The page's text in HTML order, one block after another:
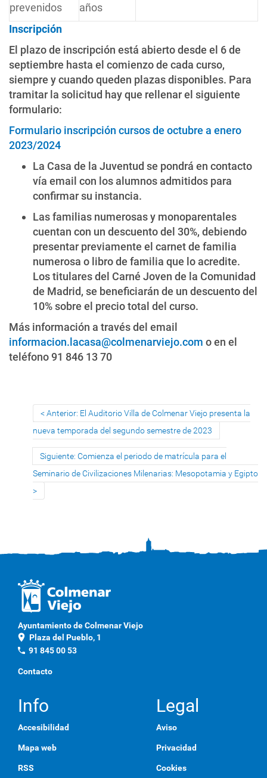
prevenidos
años
Inscripción
El plazo de inscripción está abierto desde el 6 de
septiembre hasta el comienzo de cada curso,
siempre y cuando queden plazas disponibles. Para
tramitar la solicitud hay que rellenar el siguiente
formulario:
Formulario inscripción cursos de octubre a enero
2023/2024
La Casa de la Juventud se pondrá en contacto
vía email con los alumnos admitidos para
confirmar su instancia.
Las familias numerosas y monoparentales
cuentan con un descuento del 30%, debiendo
presentar previamente el carnet de familia
numerosa o libro de familia que lo acredite.
Los titulares del Carné Joven de la Comunidad
de Madrid, se beneficiarán de un descuento del
10% sobre el precio total del curso.
Más información a través del email
informacion.lacasa@colmenarviejo.com o en el
teléfono 91 846 13 70
Anterior: El Auditorio Villa de Colmenar Viejo presenta la
nueva temporada del segundo semestre de 2023
Siguiente: Comienza el periodo de matrícula para el
Seminario de Civilizaciones Milenarias: Mesopotamia y Egipto
Ayuntamiento de Colmenar Viejo
location_on Plaza del Pueblo, 1
phone 91 845 00 53
Contacto
Info
Accesibilidad
Mapa web
RSS
Legal
Aviso
Privacidad
Cookies